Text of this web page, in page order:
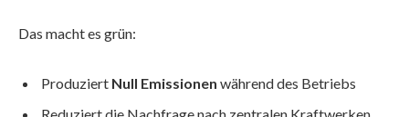
Das macht es grün:
Produziert Null Emissionen während des Betriebs